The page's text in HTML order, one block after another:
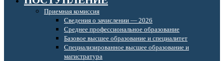
Приемная комиссия
Сведения о зачислении — 2026
Среднее профессиональное образование
Базовое высшее образование и специалитет
Специализированное высшее образование и
магистратура